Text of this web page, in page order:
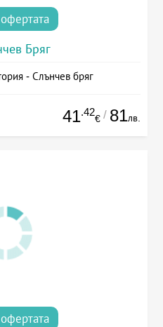
Бряг
- Слънчев бряг
41.42
€ / 81лв.